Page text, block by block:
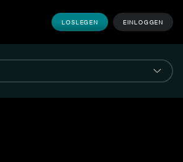
LOSLEGEN EINLOGGEN